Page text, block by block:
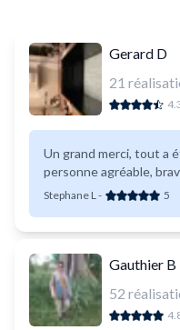
Gerard D
21
Un grand merci, tout a
personne agréable,
Stephane L- 5
Gauthier B
52